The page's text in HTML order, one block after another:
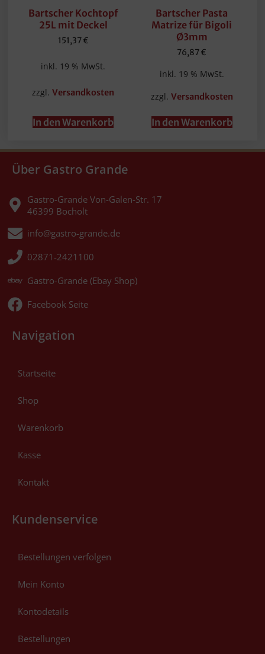
Bartscher Kochtopf
25L mit Deckel
151,37€
inkl. 19 % MwSt.
zzgl.Versandkosten
In den Warenkorb
Bartscher Pasta
Matrize für Bigoli
Ø3mm
76,87€
inkl. 19 % MwSt.
zzgl. Versandkosten
In den Warenkorb
Über Gastro Grande
Gastro-Grande Von-Galen-Str. 17
46399 Bocholt
info@gastro-grande.de
02871-2421100
Gastro-Grande (Ebay Shop)
Facebook Seite
Navigation
Startseite
Shop
Warenkorb
Kasse
Kontakt
Kundenservice
Bestellungen verfolgen
Mein Konto
Kontodetails
Bestellungen